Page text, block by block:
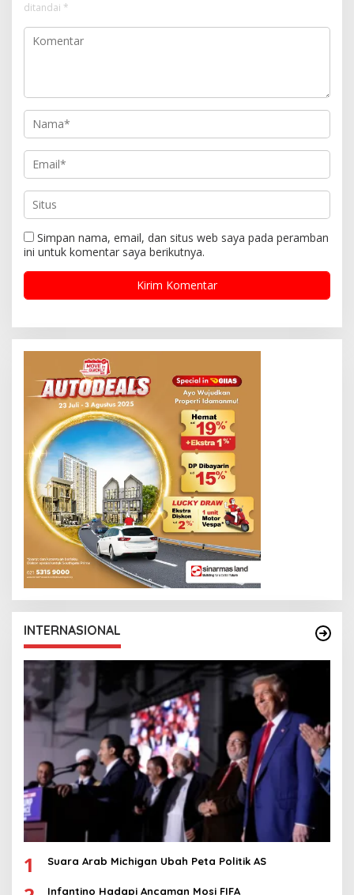
ditandai *
Simpan nama, email, dan situs web saya pada peramban
ini untuk komentar saya berikutnya.
INTERNASIONAL
1 Suara Arab Michigan Ubah Peta Politik AS
Infantino Hadapi Ancaman Mosi FIFA